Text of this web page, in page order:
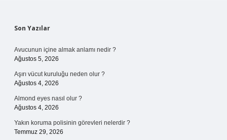
Sidebar
Son Yazılar
Avucunun içine almak anlamı nedir ?
Ağustos 5, 2026
Aşırı vücut kuruluğu neden olur ?
Ağustos 4, 2026
Almond eyes nasıl olur ?
Ağustos 4, 2026
Yakın koruma polisinin görevleri nelerdir ?
Temmuz 29, 2026